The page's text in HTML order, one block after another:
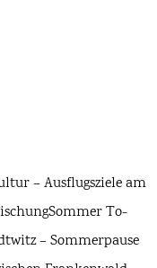
– Ausflugsziele am
Sommer To-
– Sommerpause